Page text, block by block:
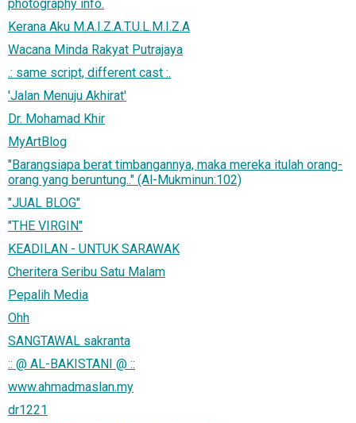
photography info.
Kerana Aku M.A.I.Z.A.T.U.L.M.I.Z.A
Wacana Minda Rakyat Putrajaya
.: same script, different cast :.
'Jalan Menuju Akhirat'
Dr. Mohamad Khir
MyArtBlog
"Barangsiapa berat timbangannya, maka mereka itulah orang-
orang yang beruntung.." (Al-Mukminun:102)
"JUAL BLOG"
"THE VIRGIN"
KEADILAN - UNTUK SARAWAK
Cheritera Seribu Satu Malam
Pepalih Media
Ohh
SANGTAWAL sakranta
:: @ AL-BAKISTANI @ ::
www.ahmadmaslan.my
dr1221